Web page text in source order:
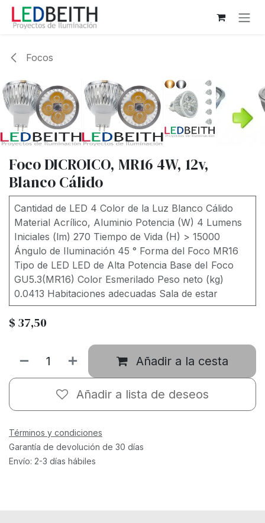
Ir al contenido
Focos
Foco DICROICO, MR16 4W, 12v,
Blanco Cálido
Cantidad de LED 4 Color de la Luz Blanco Cálido
Material Acrílico, Aluminio Potencia (W) 4 Lumens
Iniciales (lm) 270 Tiempo de Vida (H) > 15000
Ángulo de Iluminación 45 ° Forma del Foco MR16
Tipo de LED LED de Alta Potencia Base deI Foco
GU5.3(MR16) Color Esmerilado Peso neto (kg)
0.0413 Habitaciones adecuadas Sala de estar
$ 37,50
Añadir a la cesta
Añadir a lista de deseos
Términos y condiciones
Garantía de devolución de 30 días
Envío: 2-3 días hábiles